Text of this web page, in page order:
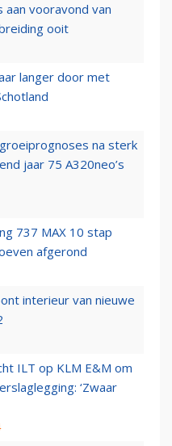
aan vooravond van
ooit
langer door met
na sterk
jaar 75 A320neo’s
737 MAX 10 stap
afgerond
interieur van nieuwe
ILT op KLM E&M om
‘Zwaar